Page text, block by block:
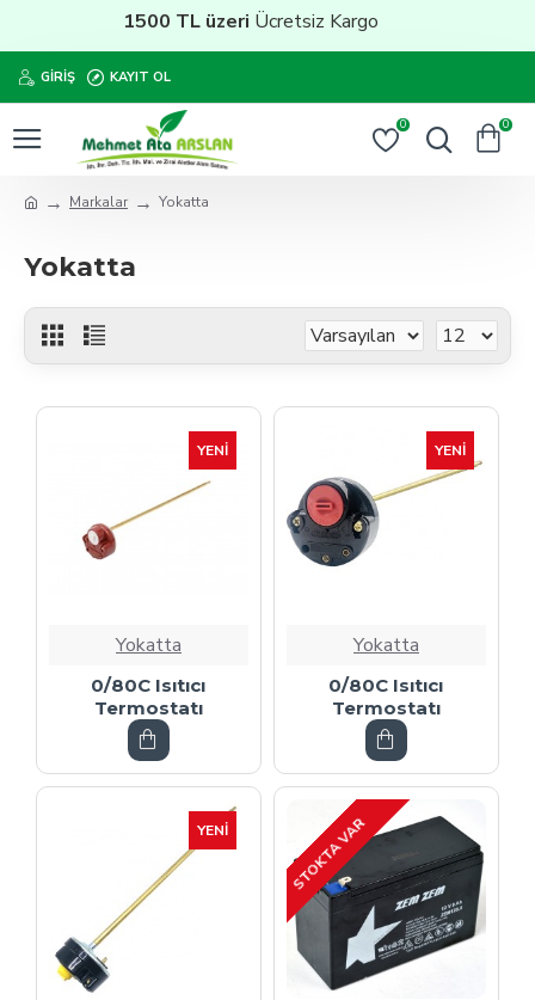
1500 TL üzeriÜcretsiz Kargo
GIRIŞ KAYIT OL
0 0
Markalar Yokatta
Yokatta
YENI
Yokatta
0/80C Isıtıcı
Termostatı
YENI
Yokatta
0/80C Isıtıcı
Termostatı
YENI STOKTA VAR